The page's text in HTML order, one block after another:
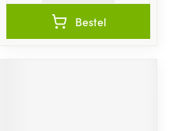
Bestel